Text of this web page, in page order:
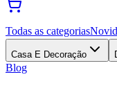
Todas as categorias
Casa E Decoração
Blog